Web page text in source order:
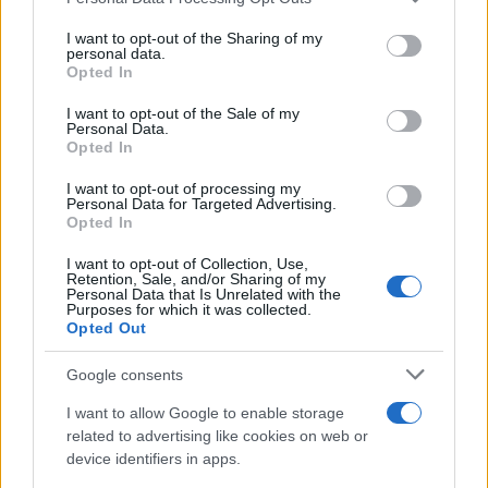
not limited to your visit or usage behaviour. You may click to
grant or deny consent to Google and its third-party tags to
use your data for below specified purposes in below Google
consent section.
I want to opt-out of the Sharing of my
personal data.
Opted In
I want to opt-out of the Sale of my
Personal Data.
Opted In
I want to opt-out of processing my
Personal Data for Targeted Advertising.
Opted In
I want to opt-out of Collection, Use,
Retention, Sale, and/or Sharing of my
Personal Data that Is Unrelated with the
Purposes for which it was collected.
Opted Out
Google consents
I want to allow Google to enable storage
related to advertising like cookies on web or
device identifiers in apps.
καλείς τον όχλο να επιτεθεί στο Καπιτώλιο, αυτό
που είναι κακό είναι να μην πληρώνεις τους
φόρους σου» και προσέθεσε ότι «θέλει να κάνει
τον εαυτό του δικτάτορα». «Έχει διαπράξει 34
Τι δείχνουν οι δημοσκοπήσεις
O Αμερικανός πρόεδρος Τζο Μπάιντεν ισοφάρισε
τον Ρεπουμπλικάνο Ντόναλντ Τραμπ αυτή την
εβδομάδα στη μάχη ενόψει των εκλογών του
Νοεμβρίου, σε μια ένδειξη ότι ο αγώνας παραμένει
αμφίρροπος ακόμα και μετά τις επιδόσεις του
Δημοκρατικού σε πρόσφατη τηλεμαχία στις οποίες
ασκήθηκε σκληρή κριτική, σύμφωνα με νέα